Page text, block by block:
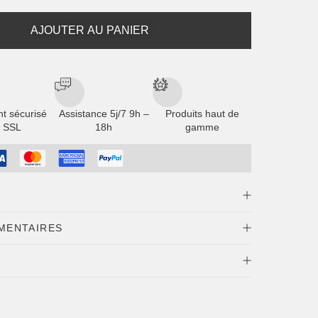
AJOUTER AU PANIER
sécurisé
Assistance 5j/7 9h –
18h
Produits haut de
gamme
coloris